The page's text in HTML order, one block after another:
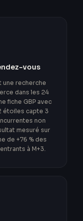
vous
une recherche
dans les 24
fiche GBP avec
étoiles capte 3
non
mesuré sur
de +76 % des
à M+3.